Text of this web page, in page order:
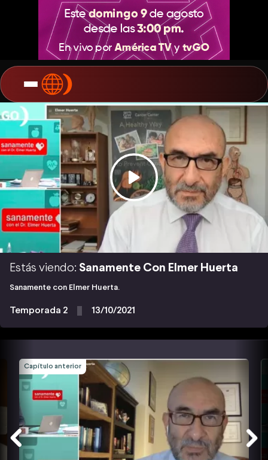
Estás viendo: Sanamente Con Elmer Huerta
Sanamente con Elmer Huerta.
Temporada 2 13/10/2021
Capítulo anterior